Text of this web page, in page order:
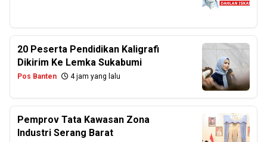
20 Peserta Pendidikan Kaligrafi
Dikirim Ke Lemka Sukabumi
Pos Banten 4 jam yang lalu
Pemprov Tata Kawasan Zona
Industri Serang Barat